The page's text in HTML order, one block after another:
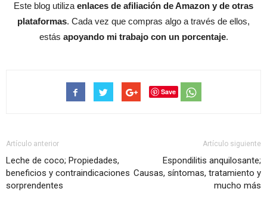
Este blog utiliza enlaces de afiliación de Amazon y de otras
plataformas. Cada vez que compras algo a través de ellos,
estás apoyando mi trabajo con un porcentaje.
Save
Artículo anterior
Leche de coco; Propiedades,
beneficios y contraindicaciones
sorprendentes
Artículo siguiente
Espondilitis anquilosante;
Causas, síntomas, tratamiento y
mucho más